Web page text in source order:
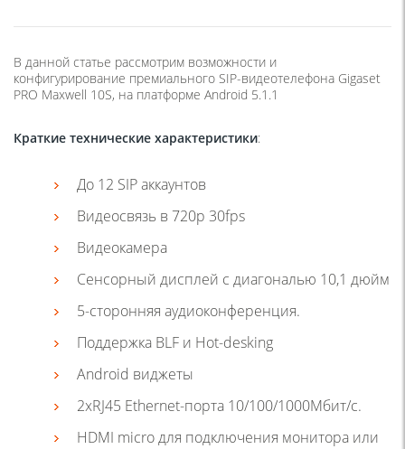
В данной статье рассмотрим возможности и
конфигурирование премиального SIP-видеотелефона Gigaset
PRO Maxwell 10S, на платформе Android 5.1.1
Краткие технические характеристики:
До 12 SIP аккаунтов
Видеосвязь в 720p 30fps
Видеокамера
Сенсорный дисплей с диагональю 10,1 дюйм
5-сторонняя аудиоконференция.
Поддержка BLF и Hot-desking
Android виджеты
2хRJ45 Ethernet-порта 10/100/1000Мбит/с.
HDMI micro для подключения монитора или